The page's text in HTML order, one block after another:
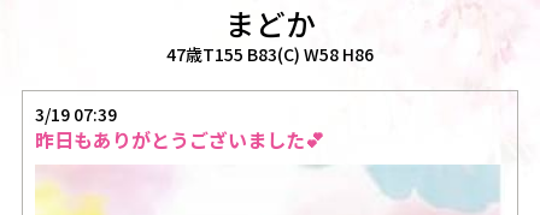
まどか
47歳T155 B83(C) W58 H86
3/19 07:39
昨日もありがとうございました💕